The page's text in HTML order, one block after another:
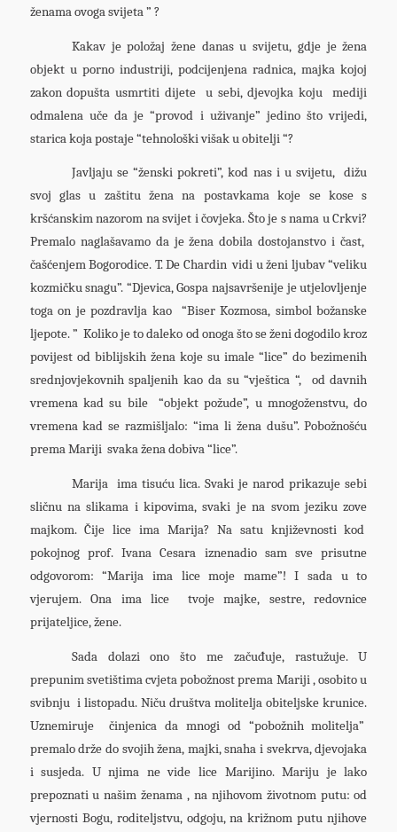
ženama ovoga svijeta ” ?
Kakav je položaj žene danas u svijetu, gdje je žena
objekt u porno industriji, podcijenjena radnica, majka kojoj
zakon dopušta usmrtiti dijete u sebi, djevojka koju mediji
odmalena uče da je “provod i uživanje” jedino što vrijedi,
starica koja postaje “tehnološki višak u obitelji “?
Javljaju se “ženski pokreti”, kod nas i u svijetu, dižu
svoj glas u zaštitu žena na postavkama koje se kose s
kršćanskim nazorom na svijet i čovjeka. Što je s nama u Crkvi?
Premalo naglašavamo da je žena dobila dostojanstvo i čast,
čašćenjem Bogorodice. T. De Chardin vidi u ženi ljubav “veliku
kozmičku snagu”. “Djevica, Gospa najsavršenije je utjelovljenje
toga on je pozdravlja kao “Biser Kozmosa, simbol božanske
ljepote. ” Koliko je to daleko od onoga što se ženi dogodilo kroz
povijest od biblijskih žena koje su imale “lice” do bezimenih
srednjovjekovnih spaljenih kao da su “vještica “, od davnih
vremena kad su bile “objekt požude”, u mnogoženstvu, do
vremena kad se razmišljalo: “ima li žena dušu”. Pobožnošću
prema Mariji svaka žena dobiva “lice”.
Marija ima tisuću lica. Svaki je narod prikazuje sebi
sličnu na slikama i kipovima, svaki je na svom jeziku zove
majkom. Čije lice ima Marija? Na satu književnosti kod
pokojnog prof. Ivana Cesara iznenadio sam sve prisutne
odgovorom: “Marija ima lice moje mame”! I sada u to
vjerujem. Ona ima lice tvoje majke, sestre, redovnice
prijateljice, žene.
Sada dolazi ono što me začuđuje, rastužuje. U
prepunim svetištima cvjeta pobožnost prema Mariji , osobito u
svibnju i listopadu. Niču društva molitelja obiteljske krunice.
Uznemiruje činjenica da mnogi od “pobožnih molitelja”
premalo drže do svojih žena, majki, snaha i svekrva, djevojaka
i susjeda. U njima ne vide lice Marijino. Mariju je lako
prepoznati u našim ženama , na njihovom životnom putu: od
vjernosti Bogu, roditeljstvu, odgoju, na križnom putu njihove